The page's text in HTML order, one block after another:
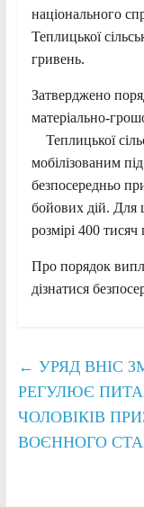
національного
Теплицької
гривень.
Затверджено
матеріально-
Теплицької
мобілізованим
безпосередньо
бойових дій. Для
розмірі 400
Про порядок
дізнатися
← УРЯД ВНІС
РЕГУЛЮЄ
ЧОЛОВІКІВ
ВОЄННОГО